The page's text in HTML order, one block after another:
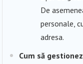
De
personale,
adresa.
Cum să